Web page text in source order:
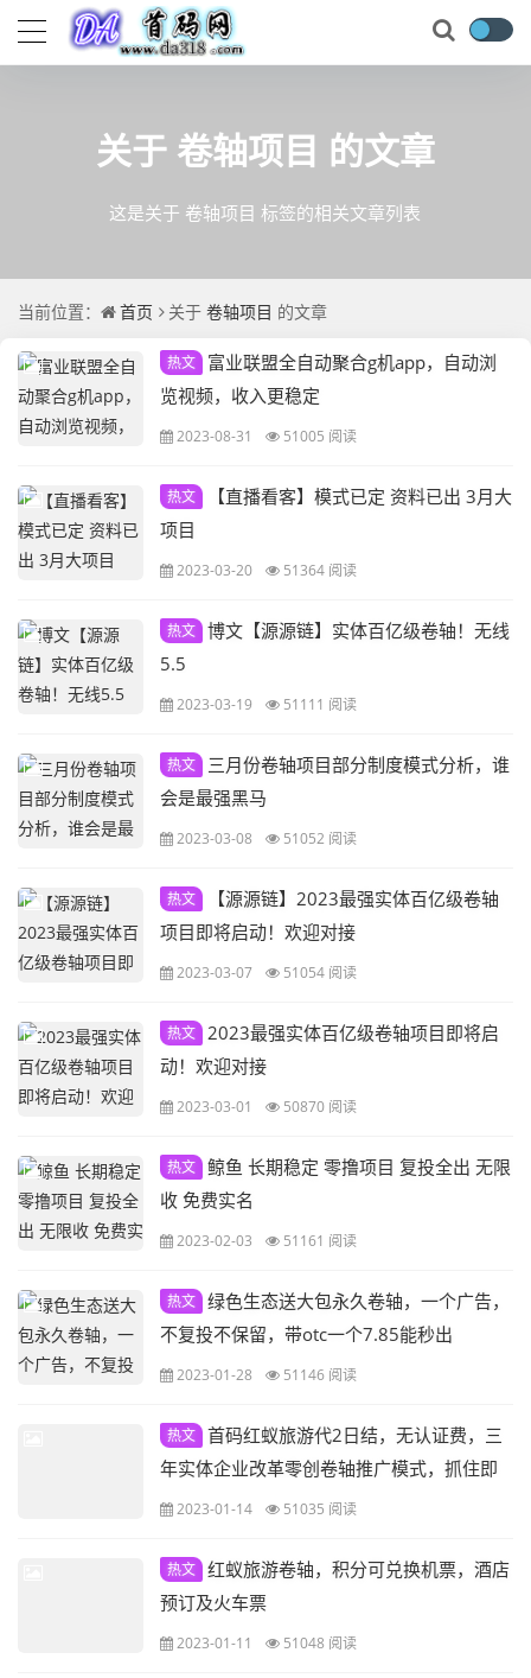
关于 卷轴项目 的文章
这是关于 卷轴项目 标签的相关文章列表
当前位置： 首页 关于 卷轴项目 的文章
热文
富业联盟全自动聚合g机app，自动浏
览视频，收入更稳定
2023-08-31 51005 阅读
热文
【直播看客】模式已定 资料已出 3月大
项目
2023-03-20 51364 阅读
热文 博文【源源链】实体百亿级卷轴！无线
5.5
2023-03-19 51111 阅读
热文
三月份卷轴项目部分制度模式分析，谁
会是最强黑马
2023-03-08 51052 阅读
热文
【源源链】2023最强实体百亿级卷轴
项目即将启动！欢迎对接
2023-03-07 51054 阅读
热文 2023最强实体百亿级卷轴项目即将启
动！欢迎对接
2023-03-01 50870 阅读
热文 鲸鱼 长期稳定 零撸项目 复投全出 无限
收 免费实名
2023-02-03 51161 阅读
热文 绿色生态送大包永久卷轴，一个广告，
不复投不保留，带otc一个7.85能秒出
2023-01-28 51146 阅读
热文 首码红蚁旅游代2日结，无认证费，三
年实体企业改革零创卷轴推广模式，抓住即
起飞2023-01-14 51035 阅读
热文 红蚁旅游卷轴，积分可兑换机票，酒店
预订及火车票
2023-01-11 51048 阅读